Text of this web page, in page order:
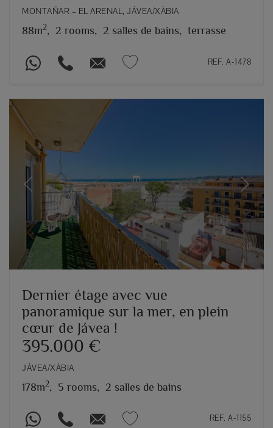
MONTAÑAR – EL ARENAL, JÁVEA/XÀBIA
88m2, 2 rooms, 2 salles de bains, terrasse
REF. A-1478
Previous Next
Dernier étage avec vue
panoramique sur la mer, en plein
cœur de Jávea !
395.000 €
JÁVEA/XÀBIA
178m2, 5 rooms, 2 salles de bains
REF. A-1155